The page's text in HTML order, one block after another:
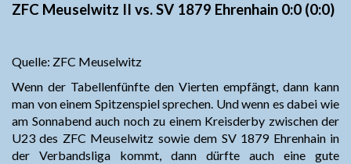
ZFC Meuselwitz II vs. SV 1879 Ehrenhain 0:0 (0:0)
Quelle: ZFC Meuselwitz
Wenn der Tabellenfünfte den Vierten empfängt, dann kann
man von einem Spitzenspiel sprechen. Und wenn es dabei wie
am Sonnabend auch noch zu einem Kreisderby zwischen der
U23 des ZFC Meuselwitz sowie dem SV 1879 Ehrenhain in
der Verbandsliga kommt, dann dürfte auch eine gute